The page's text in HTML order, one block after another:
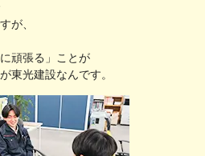
が、
頑張る」ことが
東光建設なんです。